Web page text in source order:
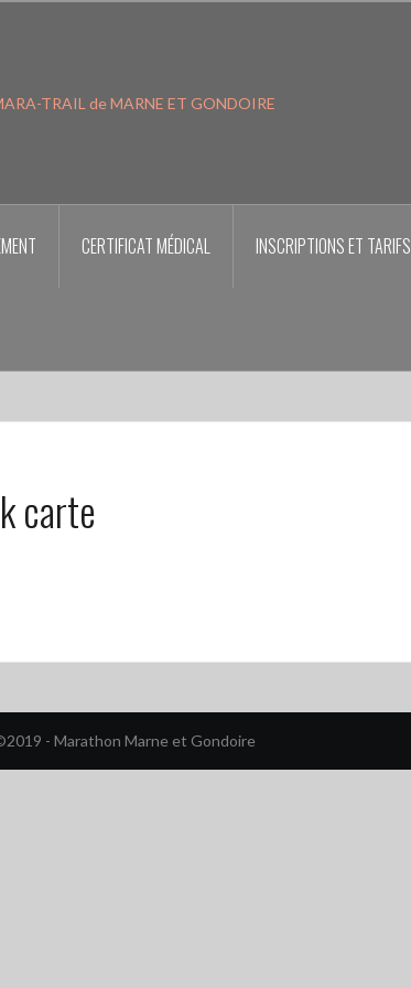
CERTIFICAT MÉDICAL INSCRIPTIONS ET TARIFS
carte
- Marathon Marne et Gondoire